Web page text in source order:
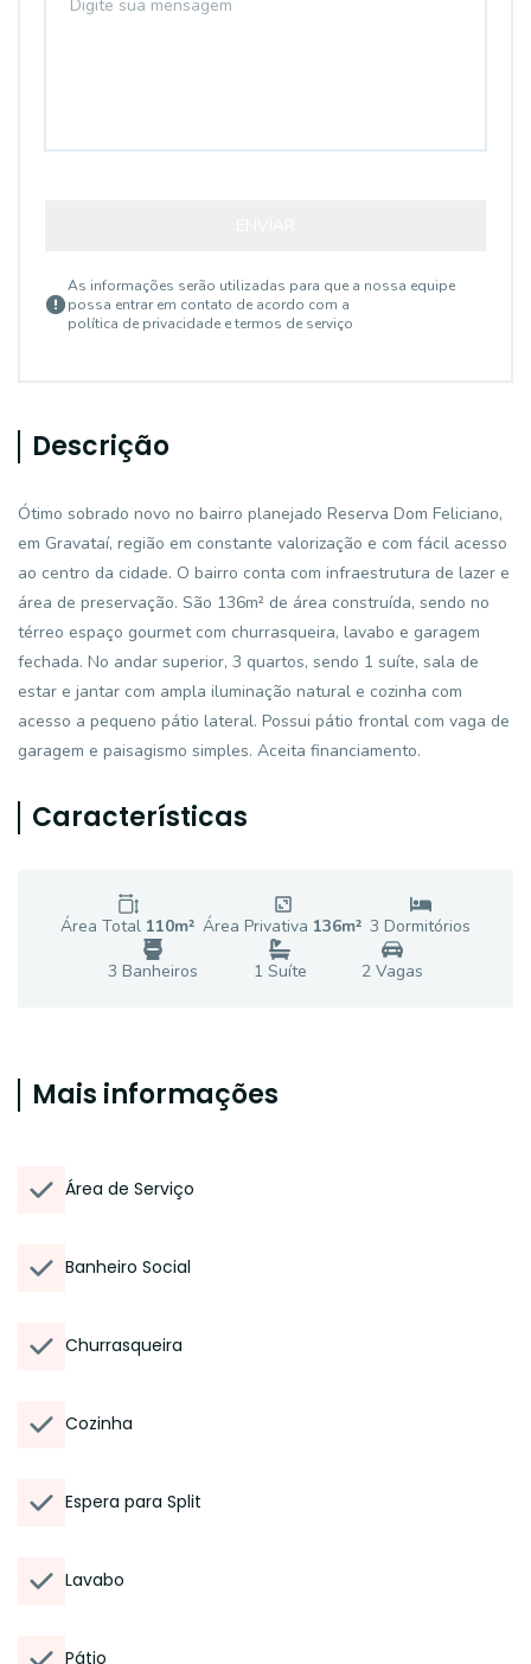
As informações serão utilizadas para que a nossa equipe
possa entrar em contato de acordo com a
política de privacidade e termos de serviço
Descrição
Ótimo sobrado novo no bairro planejado Reserva Dom Feliciano,
em Gravataí, região em constante valorização e com fácil acesso
ao centro da cidade. O bairro conta com infraestrutura de lazer e
área de preservação. São 136m² de área construída, sendo no
térreo espaço gourmet com churrasqueira, lavabo e garagem
fechada. No andar superior, 3 quartos, sendo 1 suíte, sala de
estar e jantar com ampla iluminação natural e cozinha com
acesso a pequeno pátio lateral. Possui pátio frontal com vaga de
garagem e paisagismo simples. Aceita financiamento.
Características
Área Total 110m² Área Privativa 136m² 3 Dormitórios
3 Banheiros 1 Suíte 2Vagas
Mais informações
Área de Serviço
Banheiro Social
Churrasqueira
Cozinha
Espera para Split
Lavabo
Pátio